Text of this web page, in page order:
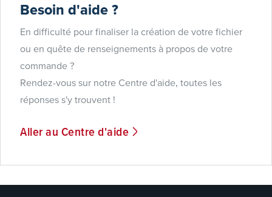
Besoin d'aide ?
En difficulté pour finaliser la création de votre fichier
ou en quête de renseignements à propos de votre
commande ?
Rendez-vous sur notre Centre d'aide, toutes les
réponses s'y trouvent !
Aller au Centre d'aide